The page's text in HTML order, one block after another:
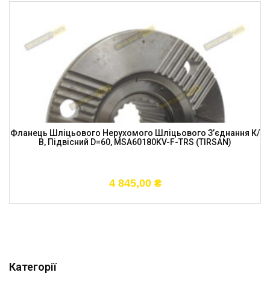
Категорії
Фланець Шліцьового Нерухомого Шліцьового З’єднання К/
В, Підвісний D=60, MSA60180KV-F-TRS (TIRSAN)
4 845,00 ₴